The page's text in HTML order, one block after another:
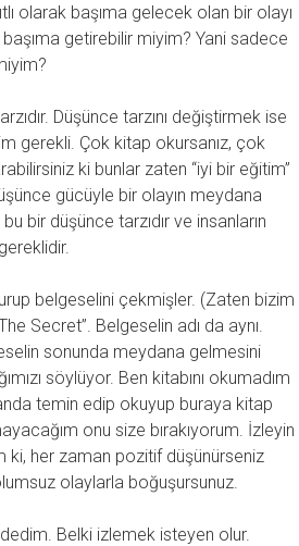
olarak başıma gelecek olan bir olayı
getirebilir miyim? Yani sadece
Düşünce tarzını değiştirmek ise
gerekli. Çok kitap okursanız, çok
ki bunlar zaten “iyi bir eğitim”
gücüyle bir olayın meydana
bir düşünce tarzıdır ve insanların
belgeselini çekmişler. (Zaten bizim
Secret”. Belgeselin adı da aynı.
sonunda meydana gelmesini
söylüyor. Ben kitabını okumadım
temin edip okuyup buraya kitap
onu size bırakıyorum. İzleyin
ki, her zaman pozitif düşünürseniz
olaylarla boğuşursunuz.
Belki izlemek isteyen olur.